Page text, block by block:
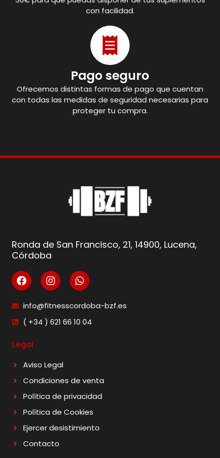
con facilidad.
Pago seguro
Ofrecemos distintas formas de pago que cuentan
con todas las medidas de seguridad necesarias para
proteger tu compra.
Ronda de San Francisco, 21, 14900, Lucena,
Córdoba
info@fitnesscordoba-bzf.es
( +34 ) 621 66 10 04
Legal
Aviso Legal
Condiciones de venta
Política de privacidad
Política de Cookies
Ejercer desistimiento
Contacto